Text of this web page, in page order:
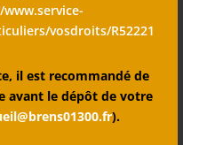
vosdroits/R52221
il est recommandé de
avant le dépôt de votre
).